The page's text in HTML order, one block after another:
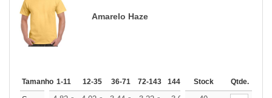
Amarelo Haze
Tamanho 1-11 12-35 36-71 72-143 144-287 288 + Mais
Stock Qtde.